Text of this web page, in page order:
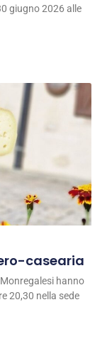
giugno 2026 alle
casearia
hanno
20,30 nella sede